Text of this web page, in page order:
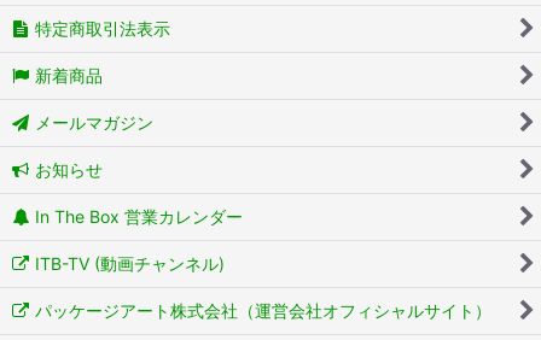
特定商取引法表示
新着商品
メールマガジン
お知らせ
In The Box 営業カレンダー
ITB-TV (動画チャンネル)
パッケージアート株式会社（運営会社オフィシャルサイト）